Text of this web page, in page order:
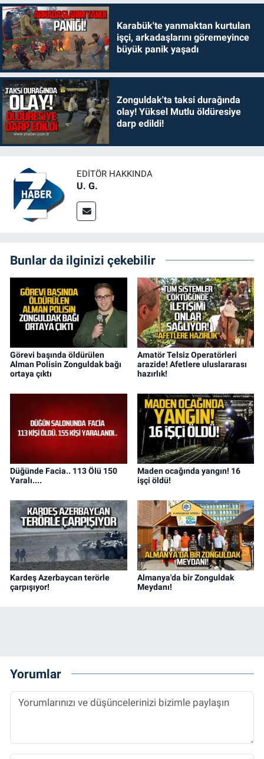
Karabük'te yanmaktan kurtulan
işçi, arkadaşlarını göremeyince
büyük panik yaşadı
Zonguldak'ta taksi durağında
olay! Yüksel Mutlu öldüresiye
darp edildi!
EDITÖR HAKKINDA
U. G.
Bunlar da ilginizi çekebilir
Görevi başında öldürülen
Alman Polisin Zonguldak bağı
ortaya çıktı
Amatör Telsiz Operatörleri
arazide! Afetlere uluslararası
hazırlık!
Düğünde Facia.. 113 Ölü 150
Yaralı....
Maden ocağında yangın! 16
işçi öldü!
Kardeş Azerbaycan terörle
çarpışıyor!
Almanya'da bir Zonguldak
Meydanı!
Yorumlar